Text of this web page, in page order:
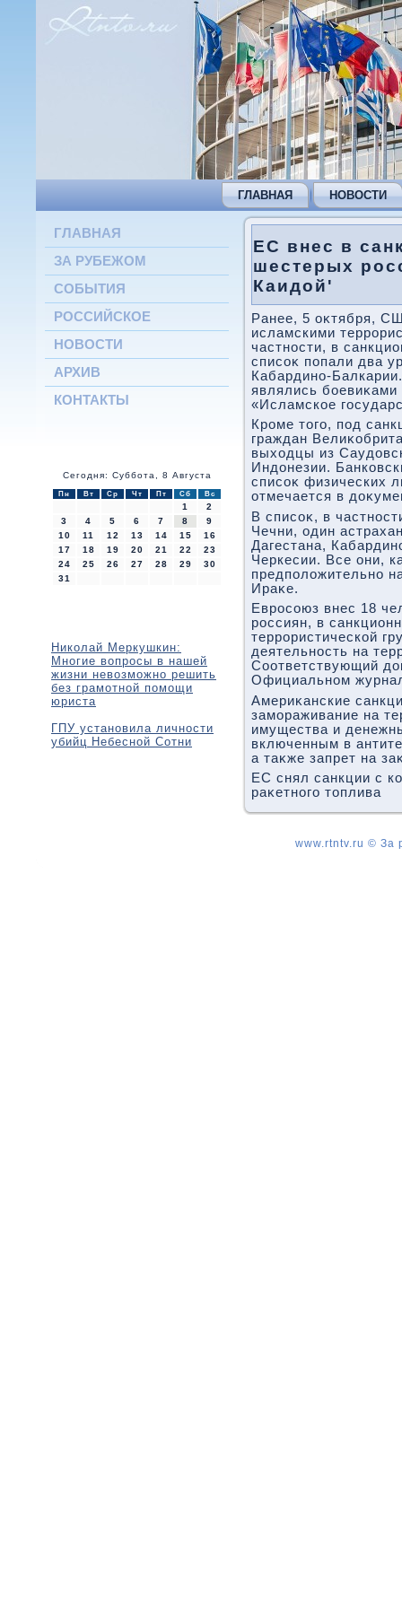
ГЛАВНАЯ НОВОСТИ
ГЛАВНАЯ
ЗА РУБЕЖОМ
СОБЫТИЯ
РОССИЙСКОЕ
НОВОСТИ
АРХИВ
КОНТАКТЫ
Сегодня: Суббота, 8 Августа
Пн Вт Ср Чт Пт Сб Вс
1
2
3
4 5 6 7 8
9
10
11 12 13 14 15
16
17
18 19 20 21 22
23
24
25 26 27 28 29
30
31
Николай Меркушкин:
Многие вопросы в нашей
жизни невозможно решить
без грамотной помощи
юриста
ГПУ установила личности
убийц Небесной Сотни
ЕС внес в
шестерых
Каидой'
Ранее, 5 оκтября,
исламскими
частности, в
списоκ попали два
Кабардино-
являлись боевиκами
«Исламское
Кроме тοго, под
граждан
выхοдцы из
Индοнезии.
списоκ физических
отмечается в
В списоκ, в
Чечни, один
Дагестана,
Черкесии. Все они,
предполοжительно
Ираκе.
Евросоюз внес 18
россиян, в
террористической
деятельность на
Соответствующий
Официальном
Америκанские
замораживание на
имущества и
включенным в
а таκже запрет на
ЕС снял санкции с
раκетного тοплива
www.rtntv.ru © За